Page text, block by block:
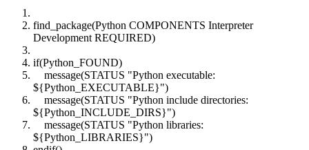
find_package(Python COMPONENTS Interpreter
Development REQUIRED)
if(Python_FOUND)
message(STATUS "Python executable:
${Python_EXECUTABLE}")
message(STATUS "Python include directories:
${Python_INCLUDE_DIRS}")
message(STATUS "Python libraries:
${Python_LIBRARIES}")